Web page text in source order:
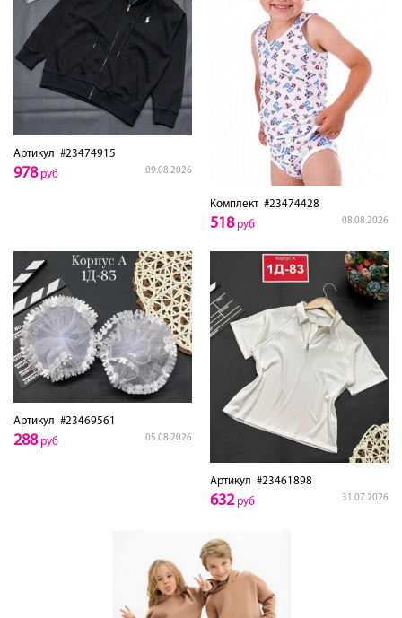
Артикул #23474915
09.08.2026
978руб
Комплект#23474428
08.08.2026
518руб
Артикул #23469561
05.08.2026
288руб
Артикул #23461898
31.07.2026
632руб